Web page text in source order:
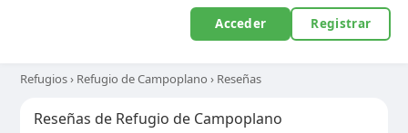
Acceder Registrar
Refugios› Refugio de Campoplano › Reseñas
Reseñas de Refugio de Campoplano